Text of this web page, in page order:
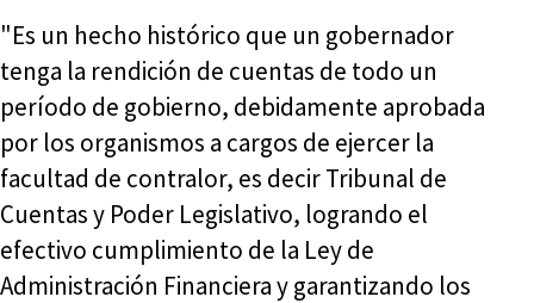
"Es un hecho histórico que un gobernador
tenga la rendición de cuentas de todo un
período de gobierno, debidamente aprobada
por los organismos a cargos de ejercer la
facultad de contralor, es decir Tribunal de
Cuentas y Poder Legislativo, logrando el
efectivo cumplimiento de la Ley de
Administración Financiera y garantizando los